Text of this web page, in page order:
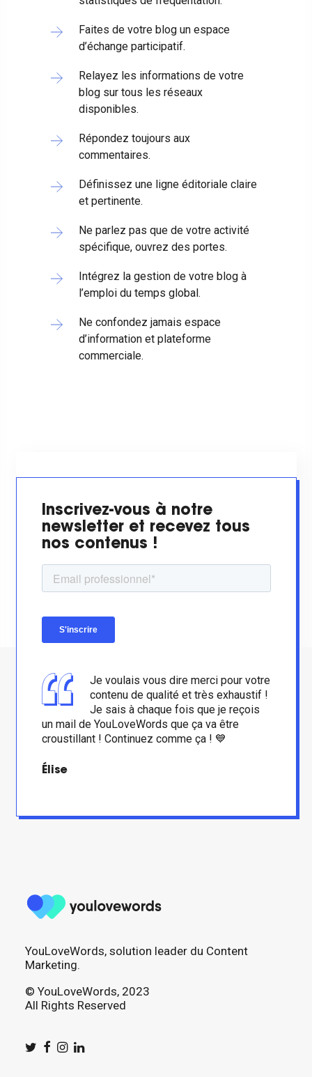
Faites de votre blog un espace
d’échange participatif.
Relayez les informations de votre
blog sur tous les réseaux
disponibles.
Répondez toujours aux
commentaires.
Définissez une ligne éditoriale claire
et pertinente.
Ne parlez pas que de votre activité
spécifique, ouvrez des portes.
Intégrez la gestion de votre blog à
l’emploi du temps global.
Ne confondez jamais espace
d’information et plateforme
commerciale.
Inscrivez-vous à notre
newsletter et recevez tous
nos contenus !
Je voulais vous dire merci pour votre
contenu de qualité et très exhaustif !
Je sais à chaque fois que je reçois
un mail de YouLoveWords que ça va être
croustillant ! Continuez comme ça ! 💙
Élise
YouLoveWords, solution leader du Content
Marketing.
© YouLoveWords, 2023
All Rights Reserved